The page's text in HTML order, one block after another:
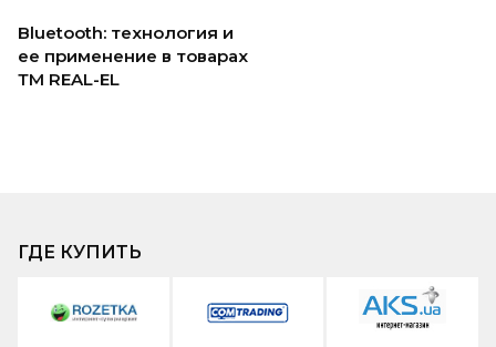
Bluetooth: технология и
ее применение в товарах
ТМ REAL-EL
ГДЕ КУПИТЬ